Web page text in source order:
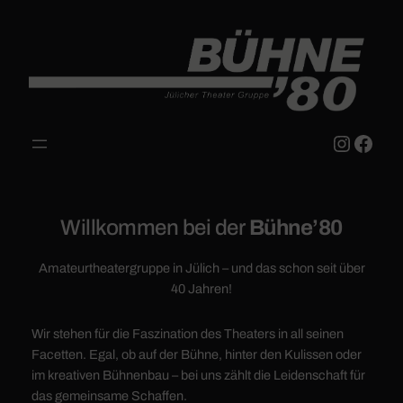
Willkommen bei der Bühne’80
Amateurtheatergruppe in Jülich – und das schon seit über
40 Jahren!
Wir stehen für die Faszination des Theaters in all seinen
Facetten. Egal, ob auf der Bühne, hinter den Kulissen oder
im kreativen Bühnenbau – bei uns zählt die Leidenschaft für
das gemeinsame Schaffen.